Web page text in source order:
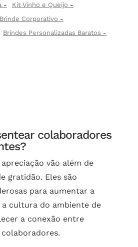
Kit Vinho e Queijo
Brinde Corporativo
Brindes Personalizadas Baratos
colaboradores
vão além de
gratidão. Eles são
para aumentar a
cultura do ambiente de
a conexão entre